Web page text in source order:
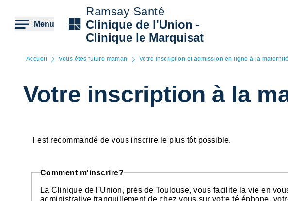
contenu
principal
Menu
Ramsay Santé
Clinique de l'Union -
Clinique le Marquisat
Accueil Vous êtes future maman Votre inscription et admission en ligne à la maternité
Votre inscription à la
Il est recommandé de vous inscrire le plus tôt possible.
Comment m'inscrire?
La Clinique de l'Union, près de Toulouse, vous facilite la vie en
administrative tranquillement de chez vous sur votre téléphone,